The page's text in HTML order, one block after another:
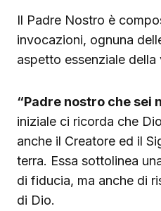
Il Padre Nostro è
invocazioni, ognuna
aspetto essenziale della
“Padre nostro che sei
iniziale ci ricorda che
anche il Creatore ed il
terra. Essa sottolinea
di fiducia, ma anche di
di Dio.